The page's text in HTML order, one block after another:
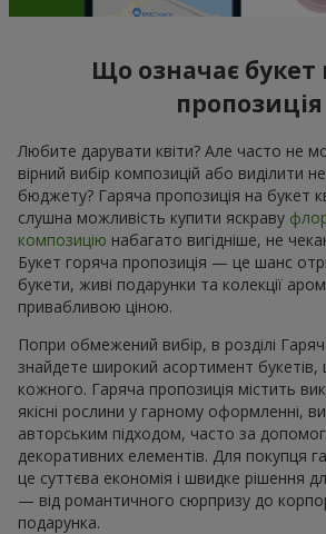
Що означає букет
пропозиція
Любите дарувати квіти? Але часто не
вірний вибір композицій або виділити
бюджету? Гаряча пропозиція на букет
слушна можливість купити яскраву
композицію набагато вигідніше, не
Букет горяча пропозиція — це шанс
букети, живі подарунки та колекції
привабливою ціною.
Попри обмежений вибір, в розділі
знайдете широкий асортимент букетів,
кожного. Гаряча пропозиція містить
якісні рослини у гарному оформленні,
авторським підходом, часто за
декоративних елементів. Для покупця
це суттєва економія і швидке рішення
— від романтичного сюрпризу до
подарунка.